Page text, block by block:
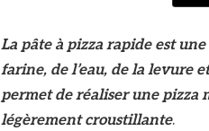
La pâte à pizza rapide est
farine, de l’eau, de la levure
permet de réaliser une pizza
légèrement croustillante.